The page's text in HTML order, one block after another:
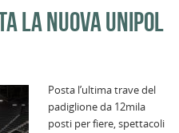
LA NUOVA UNIPOL
Posta l’ultima trave del
padiglione da 12mila
posti per fiere, spettacoli